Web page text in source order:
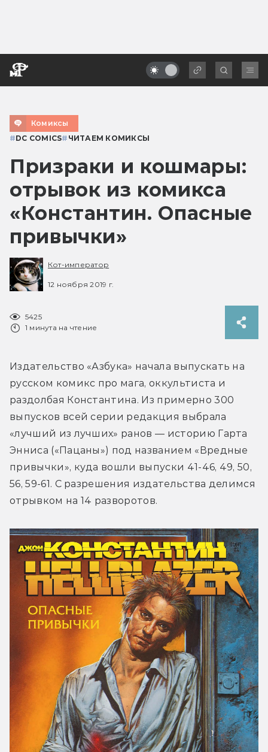
Комиксы
#DC COMICS# ЧИТАЕМ КОМИКСЫ
Призраки и кошмары:
отрывок из комикса
«Константин. Опасные
привычки»
Кот-император
12 ноября 2019 г.
5425
1 минута на чтение
Издательство «Азбука» начала выпускать на
русском комикс про мага, оккультиста и
раздолбая Константина. Из примерно 300
выпусков всей серии редакция выбрала
«лучший из лучших» ранов — историю Гарта
Энниса («Пацаны») под названием «Вредные
привычки», куда вошли выпуски 41-46, 49, 50,
56, 59-61. С разрешения издательства делимся
отрывком на 14 разворотов.